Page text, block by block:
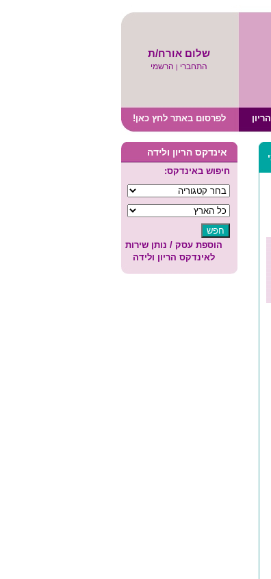
שלום אורח/ת
התחברי | הרשמי
לפרסום באתר לחץ כאן!
אינדקס הריון ולידה
חיפוש באינדקס:
הוספת עסק / נותן שירות
לאינדקס הריון ולידה